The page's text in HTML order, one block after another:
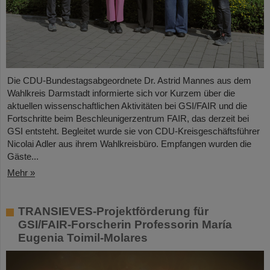
Die CDU-Bundestagsabgeordnete Dr. Astrid Mannes aus dem
Wahlkreis Darmstadt informierte sich vor Kurzem über die
aktuellen wissenschaftlichen Aktivitäten bei GSI/FAIR und die
Fortschritte beim Beschleunigerzentrum FAIR, das derzeit bei
GSI entsteht. Begleitet wurde sie von CDU-Kreisgeschäftsführer
Nicolai Adler aus ihrem Wahlkreisbüro. Empfangen wurden die
Gäste...
Mehr »
TRANSIEVES-Projektförderung für
GSI/FAIR-Forscherin Professorin María
Eugenia Toimil-Molares